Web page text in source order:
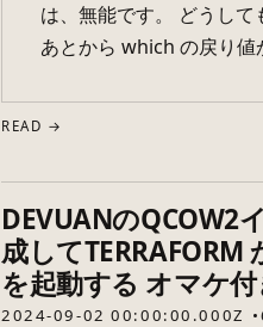
は、無能です。 どうして
あとから which の戻り値
READ →
DEVUANのQCOW2
成してTERRAFORM
を起動する オマケ付
2024-09-02 00:00:00.000Z